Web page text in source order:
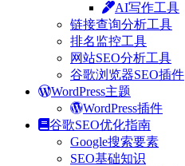
AI写作工具
链接查询分析工具
排名监控工具
网站SEO分析工具
谷歌浏览器SEO插件
WordPress主题
WordPress插件
谷歌SEO优化指南
Google搜索要素
SEO基础知识